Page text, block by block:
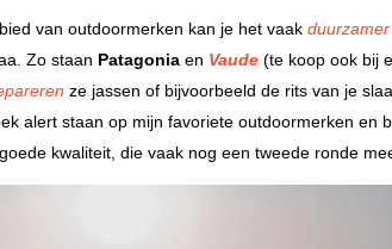
van outdoormerken kan je het vaakduurzamer
Zo staan Patagonia en Vaude (te koop ook bij
ze jassen of bijvoorbeeld de rits van je
alert staan op mijn favoriete outdoormerken en
kwaliteit, die vaak nog een tweede ronde